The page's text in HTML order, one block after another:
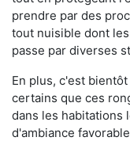
prendre par des
tout nuisible dont
passe par diverses
En plus, c'est
certains que ces
dans les habitations
d'ambiance